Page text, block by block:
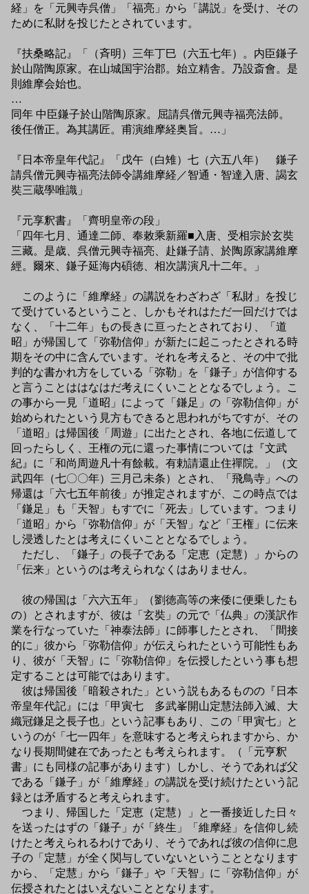
経」を「元興寺呉僧」「福亮」から「講説」を受け、その
ために私財を投じたとされています。
『扶桑略記』「（斉明）三年丁巳（六五七年）。内臣鎌子
於山階陶原家。在山城国宇治郡。始立精舎。乃設斎會。是
則維摩会始也。
…
同年 中臣鎌子於山階陶原家。屈請呉僧元興寺福亮法師。
後任僧正。為其講匠。甫演維摩経奥旨。…」
『日本帝皇年代記』「戊午（白雉）七（六五八年） 鎌子
請呉僧元興寺福亮法師令講維摩経／智通・智達入唐、謁玄
奘三蔵學唯識」
『元享釈書』「齊明皇帝の段」
「四年七月、通達二師、奉敕乘新羅■入唐、受相宗於玄奘
三藏。是歳、呉僧元興寺福亮、赴鎌子請、於陶原家講維摩
經。爾來、鎌子延海内碩徳、相次講演凡十二年。」
このように「維摩経」の講説をわざわざ「私財」を投じ
て受けているということ、しかもそれはただ一回だけでは
なく、「十二年」もの長きに亘ったとされており、「道
昭」が帰国して「弥勒信仰」が新たに起こったとされる時
期をその中に含んでいます。それを考えると、その中で批
判的な書かれ方をしている「弥勒」を「鎌子」が信仰する
と言うことははなはだ考えにくいこととなるでしょう。こ
の事から一見「道昭」によって「鎌足」の「弥勒信仰」が
始められたという見方もできると思われがちですが、その
「道昭」は帰国後「周遊」に出たとされ、各地に伝道して
回ったらしく、王権の元に還った事情については『文武
紀』に「和尚周遊凡十有餘載。有勅請還止住禪院。」（文
武四年（七〇〇年）三月己未条）とされ、「飛鳥寺」への
帰還は「六七五年前後」が推定されますが、この時点では
「鎌足」も「天智」もすでに「死去」しています。つまり
「道昭」から「弥勒信仰」が「天智」など「王権」に伝来
し浸透したとは考えにくいこととなるでしょう。
ただし、「鎌子」の長子である「定恵（定慧）」からの
「伝来」というのは考えられなくはありません。
彼の帰国は「六六五年」（劉徳高等の来倭に便乗したも
の）とされますが、彼は「玄奘」の元で「仏典」の漢訳作
業を行なっていた「神泰法師」に師事したとされ、「間接
的に」彼から「弥勒信仰」が伝えられたという可能性もあ
り、彼が「天智」に「弥勒信仰」を伝授したという事も想
定することは可能ではあります。
彼は帰国後「暗殺された」という説もあるものの『日本
帝皇年代記』には「甲寅七 多武峯開山定慧法師入滅、大
織冠鎌足之長子也」という記事もあり、この「甲寅七」と
いうのが「七一四年」を意味すると考えられますから、か
なり長期間健在であったとも考えられます。（「元亨釈
書」にも同様の記事があります）しかし、そうであれば父
である「鎌子」が「維摩経」の講説を受け続けたという記
録とは矛盾すると考えられます。
つまり、帰国した「定恵（定慧）」と一番接近した日々
を送ったはずの「鎌子」が「終生」「維摩経」を信仰し続
けたと考えられるわけであり、そうであれば彼の信仰に息
子の「定慧」が全く関与していないということとなります
から、「定慧」から「鎌子」や「天智」に「弥勒信仰」が
伝授されたとはいえないこととなります。